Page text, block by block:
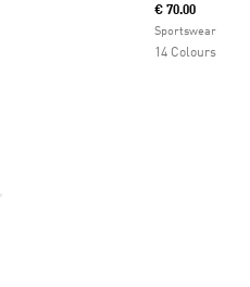
Da
€ 70.00
Sportswear
14 Colours